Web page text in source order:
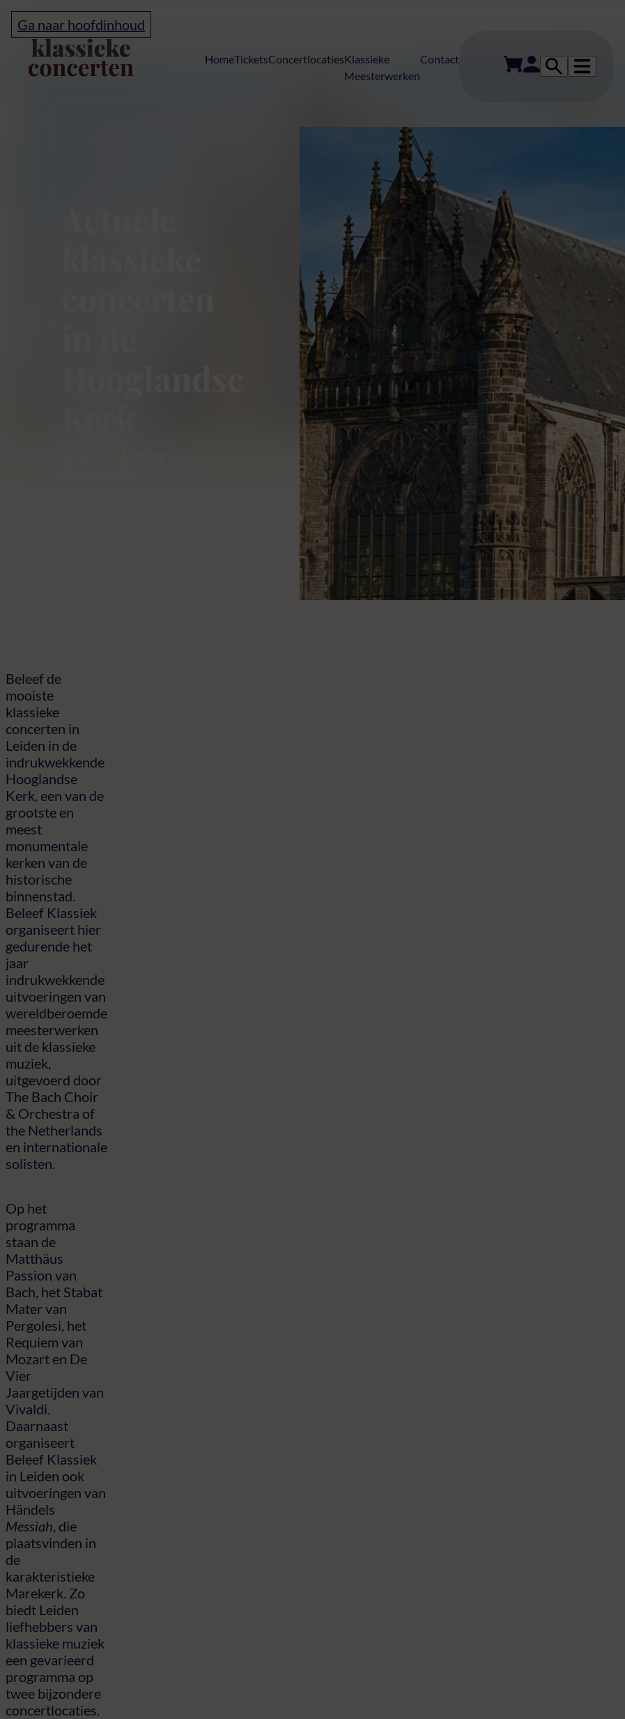
Ga naar hoofdinhoud
HomeTicketsConcertlocatiesKlassieke
Meesterwerken
Contact
Klassieke concerten in Leiden
Beleef de
mooiste
klassieke
concerten in
Leiden in de
indrukwekkende
Hooglandse
Kerk, een van de
grootste en
meest
monumentale
kerken van de
historische
binnenstad.
Beleef Klassiek
organiseert hier
gedurende het
jaar
indrukwekkende
uitvoeringen van
wereldberoemde
meesterwerken
uit de klassieke
muziek,
uitgevoerd door
The Bach Choir
& Orchestra of
the Netherlands
en internationale
solisten.
Op het
programma
staan de
Matthäus
Passion van
Bach, het Stabat
Mater van
Pergolesi, het
Requiem van
Mozart en De
Vier
Jaargetijden van
Vivaldi.
Daarnaast
organiseert
Beleef Klassiek
in Leiden ook
uitvoeringen van
Händels
Messiah , die
plaatsvinden in
de
karakteristieke
Marekerk. Zo
biedt Leiden
liefhebbers van
klassieke muziek
een gevarieerd
programma op
twee bijzondere
concertlocaties.